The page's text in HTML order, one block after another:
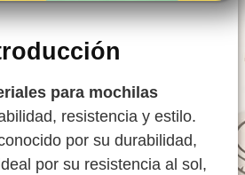
para mochilas
resistencia y estilo.
por su durabilidad,
por su resistencia al sol,